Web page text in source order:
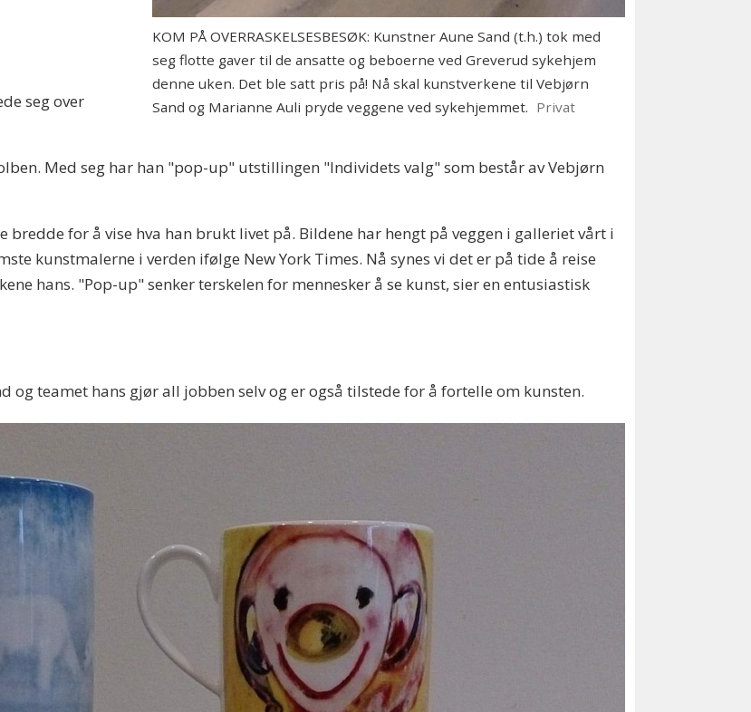
KOM PÅ OVERRASKELSESBESØK: Kunstner Aune Sand (t.h.) tok med
seg flotte gaver til de ansatte og beboerne ved Greverud sykehjem
denne uken. Det ble satt pris på! Nå skal kunstverkene til Vebjørn
Sand og Marianne Auli pryde veggene ved sykehjemmet. Privat
seg over
Med seg har han "pop-up" utstillingen "Individets valg" som består av Vebjørn
for å vise hva han brukt livet på. Bildene har hengt på veggen i galleriet vårt i
kunstmalerne i verden ifølge New York Times. Nå synes vi det er på tide å reise
hans. "Pop-up" senker terskelen for mennesker å se kunst, sier en entusiastisk
og teamet hans gjør all jobben selv og er også tilstede for å fortelle om kunsten.